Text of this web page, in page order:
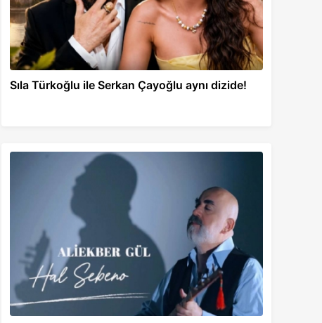
Sıla Türkoğlu ile Serkan Çayoğlu aynı dizide!